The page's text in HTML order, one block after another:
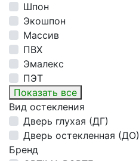
Шпон
Экошпон
Массив
ПВХ
Эмалекс
ПЭТ
Показать все
Вид остекления
Дверь глухая (ДГ)
Дверь остекленная (ДО)
Бренд